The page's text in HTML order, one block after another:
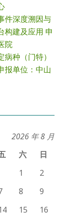
件深度溯因与
构建及应用 申
院
种（门特）
报单位：中山
2026 年 8 月
六
日
1
2
8
9
15
16